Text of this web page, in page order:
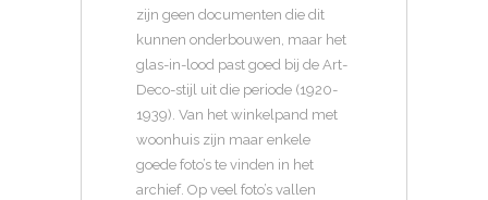
zijn geen documenten die dit
kunnen onderbouwen, maar het
glas-in-lood past goed bij de Art-
Deco-stijl uit die periode (1920-
1939). Van het winkelpand met
woonhuis zijn maar enkele
goede foto’s te vinden in het
archief. Op veel foto’s vallen